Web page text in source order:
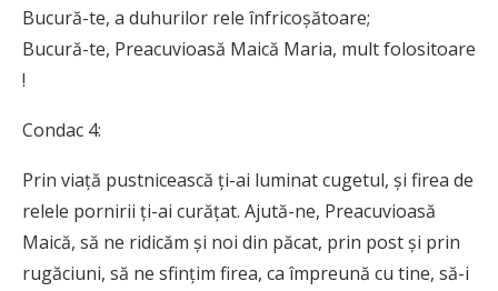
Bucură-te, a duhurilor rele înfricoșătoare;
Bucură-te, Preacuvioasă Maică Maria, mult folositoare
!
Condac 4:
Prin viață pustnicească ți-ai luminat cu­ge­tul, și firea de
relele pornirii ți-ai curățat. Ajută-ne, Preacuvioasă
Maică, să ne ridicăm și noi din păcat, prin post și prin
rugăciuni, să ne sfințim firea, ca împreună cu tine, să-i